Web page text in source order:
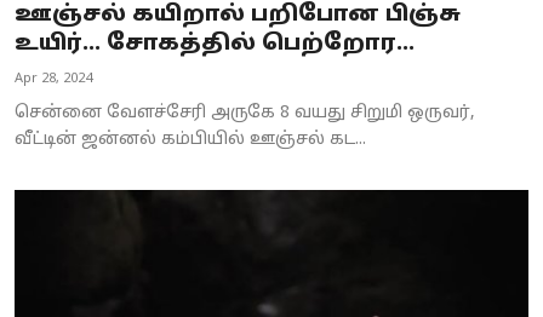
ஊஞ்சல் கயிறால் பறிபோன பிஞ்சு
உயிர்... சோகத்தில் பெற்றோர...
Apr 28, 2024
சென்னை வேளச்சேரி அருகே 8 வயது சிறுமி ஒருவர்,
வீட்டின் ஜன்னல் கம்பியில் ஊஞ்சல் கட...